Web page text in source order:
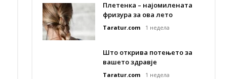
Плетенка – најомилената
фризура за ова лето
Taratur.com 1 недела
Што открива потењето за
вашето здравје
Taratur.com 1 недела